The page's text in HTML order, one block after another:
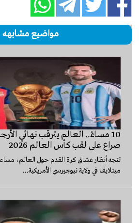
مواضيع مشابهه
10 مساءً.. العالم يترقب نهائي
صراع على لقب كأس العالم 2026
تتجه أنظار عشاق كرة القدم حول العالم، مساء
ميتلايف في ولاية نيوجيرسي الأمريكية...